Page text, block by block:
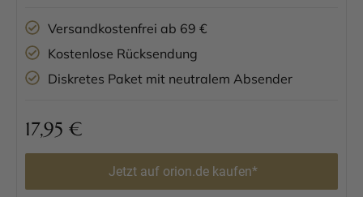
Versandkostenfrei ab 69 €
Kostenlose Rücksendung
Diskretes Paket mit neutralem Absender
17,95 €
Jetzt auf orion.de kaufen*